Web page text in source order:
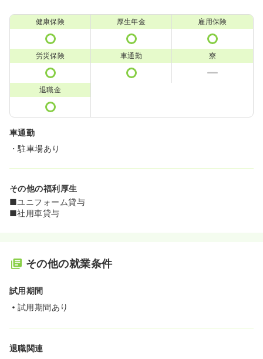
健康保険 厚生年金 雇用保険
労災保険 車通勤 寮
退職金
車通勤
・駐車場あり
その他の福利厚生
■ユニフォーム貸与
■社用車貸与
その他の就業条件
試用期間
試用期間あり
退職関連